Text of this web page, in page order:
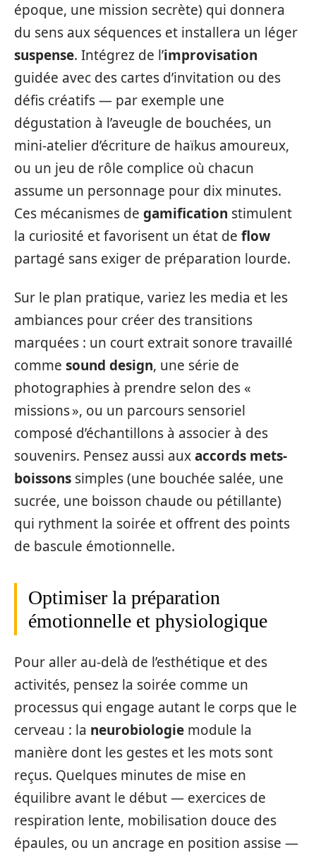
époque, une mission secrète) qui donnera
du sens aux séquences et installera un léger
suspense. Intégrez de l’improvisation
guidée avec des cartes d’invitation ou des
défis créatifs — par exemple une
dégustation à l’aveugle de bouchées, un
mini-atelier d’écriture de haïkus amoureux,
ou un jeu de rôle complice où chacun
assume un personnage pour dix minutes.
Ces mécanismes de gamification stimulent
la curiosité et favorisent un état de flow
partagé sans exiger de préparation lourde.
Sur le plan pratique, variez les media et les
ambiances pour créer des transitions
marquées : un court extrait sonore travaillé
comme sound design, une série de
photographies à prendre selon des «
missions », ou un parcours sensoriel
composé d’échantillons à associer à des
souvenirs. Pensez aussi auxaccords mets-
boissons simples (une bouchée salée, une
sucrée, une boisson chaude ou pétillante)
qui rythment la soirée et offrent des points
de bascule émotionnelle.
Optimiser la préparation
émotionnelle et physiologique
Pour aller au‑delà de l’esthétique et des
activités, pensez la soirée comme un
processus qui engage autant le corps que le
cerveau : la neurobiologie module la
manière dont les gestes et les mots sont
reçus. Quelques minutes de mise en
équilibre avant le début — exercices de
respiration lente, mobilisation douce des
épaules, ou un ancrage en position assise —